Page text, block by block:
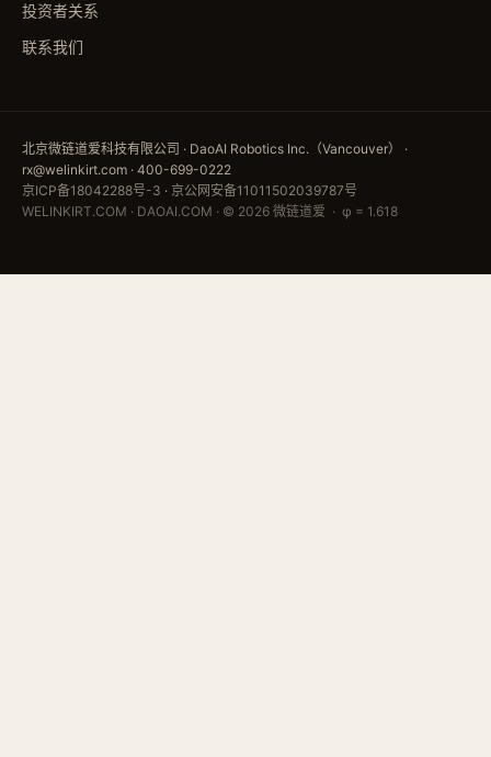
投资者关系
联系我们
北京微链道爱科技有限公司 · DaoAI Robotics Inc.（Vancouver） ·
rx@welinkirt.com · 400-699-0222
京ICP备18042288号-3 · 京公网安备11011502039787号
WELINKIRT.COM · DAOAI.COM · © 2026 微链道爱 · φ = 1.618